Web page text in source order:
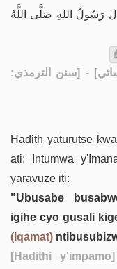
رَسُولُ اللهِ صَلَّى اللَّهُ
- [سنن الترمذي:
Hadith yaturutse
ati: Intumwa
yaravuze iti:
"Ubusabe
igihe cyo gusali
(Iqamat)
[Hadithi y'impamo]